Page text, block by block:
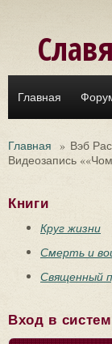
Главная
Главная » Вэб
Видеозапись
Книги
Круг жизни
Смерть и
Священный
Вход в